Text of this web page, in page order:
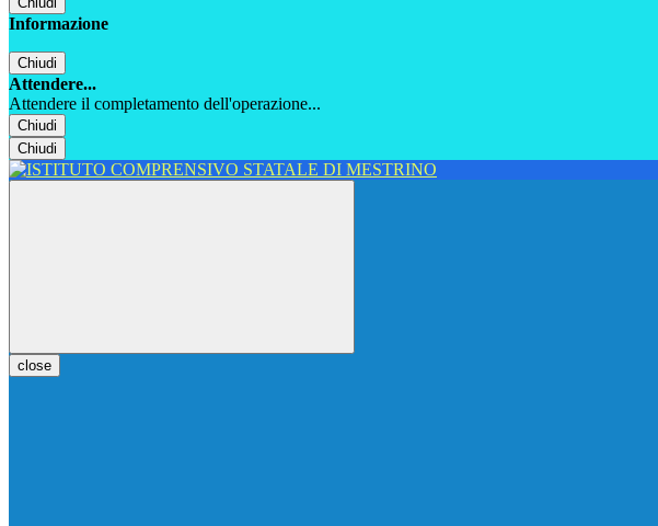
Informazione
Chiudi
Attendere...
Attendere il completamento dell'operazione...
Chiudi
Chiudi
close